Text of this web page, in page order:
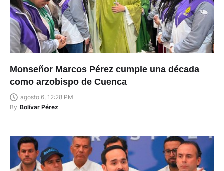
Monseñor Marcos Pérez cumple una década
como arzobispo de Cuenca
agosto 6, 12:28 PM
By Bolívar Pérez